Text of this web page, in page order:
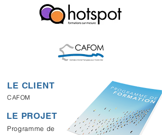
LE CLIENT
CAFOM
LE PROJET
Programme de